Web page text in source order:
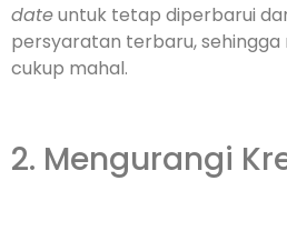
dateuntuk tetap diperbarui
persyaratan terbaru,
cukup mahal.
2. Mengurangi